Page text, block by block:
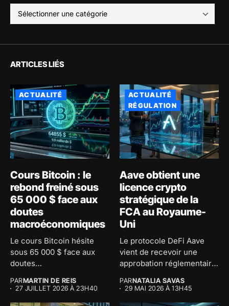
ARTICLES LIÉS
ACTUALITÉ
Cours Bitcoin : le
rebond freiné sous
65 000 $ face aux
doutes
macroéconomiques
Le cours Bitcoin hésite
sous 65 000 $ face aux
doutes
PARMARTIN DE REIS
27 JUILLET 2026 À 23H40
ACTUALITÉ
RÉGULATION
Aave obtient une
licence crypto
stratégique de la
FCA au Royaume-
Uni
Le protocole DeFi Aave
vient de recevoir une
approbation réglementaire
PARNATALIA SAVAS
29 MAI 2026 À 13H45